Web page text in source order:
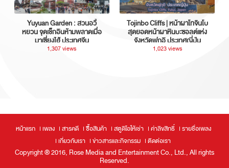
Yuyuan Garden : สวนอวี้
หยวน จุดเช็กอินห้ามพลาดเมื่อ
มาเซี่ยงไฮ้ ประเทศจีน
1,307 views
Tojinbo Cliffs | หน้าผาโทจินโบ
สุดยอดหน้าผาหินบะซอลต์แห่ง
จังหวัดฟุกุอิ ประเทศญี่ปุ่น
1,023 views
หน้าแรก เพลง สารคดี ซื้อสินค้า สตูดิโอให้เช่า ค่าลิขสิทธิ์
รายชื่อเพลง
เกี่ยวกับเรา
ข่าวสารและกิจกรรม ติดต่อเรา
Copyright ® 2016, Rose Media and Entertainment Co., Ltd., All rights
Reserved.